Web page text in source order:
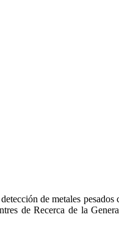
de metales
de Recerca de la